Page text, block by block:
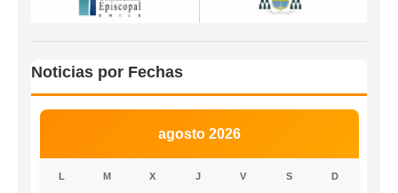
Noticias por Fechas
agosto 2026
L M X J V S D